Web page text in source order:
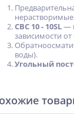
CBC 10 - 10SL—
зависимости
воды).
Угольный